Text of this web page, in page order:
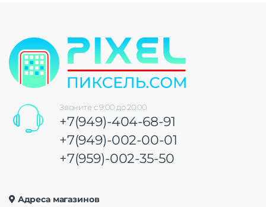
Звоните с 9:00 до 20:00
+7(949)-404-68-91
+7(949)-002-00-01
+7(959)-002-35-50
Адреса магазинов